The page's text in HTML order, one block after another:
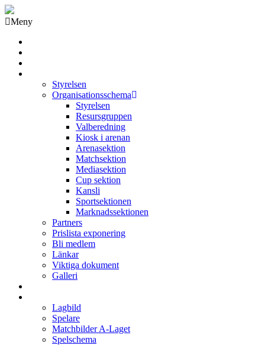
Meny
Styrelsen
Organisationsschema
Styrelsen
Resursgruppen
Valberedning
Kiosk i arenan
Arenasektion
Matchsektion
Mediasektion
Cup sektion
Kansli
Sportsektionen
Marknadssektionen
Partners
Prislista exponering
Bli medlem
Länkar
Viktiga dokument
Galleri
Lagbild
Spelare
Matchbilder A-Laget
Spelschema